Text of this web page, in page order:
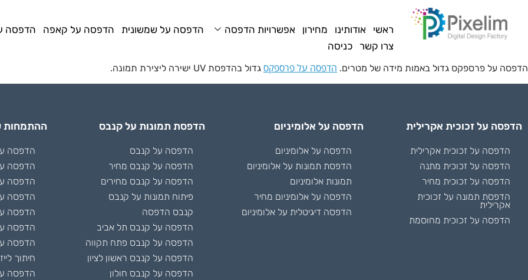
ראשי אודותינו מחירון אפשרויות הדפסה הדפסה על שמשונית הדפסה על קאפה
הדפסה
צרו קשר
כניסה
הדפסה על פרספקס גדול באמות מידה של מטרים. הדפסה על פרספקס גדול בהדפסת UV ישירה ליצירת תמונה.
הדפסה על זכוכית אקרילית
הדפסה על זכוכית אקרילית
הדפסה על זכוכית מתנה
הדפסה על זכוכית מחיר
הדפסת תמונה על זכוכית
אקרילית
הדפסה על זכוכית מחוסמת
הדפסה על אלומיניום
הדפסה על אלומיניום
הדפסת תמונות על אלומיניום
תמונות אלומיניום
הדפסה על אלומיניום מחיר
הדפסה דיגיטלית על אלומיניום
הדפסת תמונות על קנבס
הדפסה על קנבס
הדפסה על קנבס מחיר
הדפסה על קנבס מחירים
פיתוח תמונות על קנבס
קנבס הדפסה
הדפסה על קנבס תל אביב
הדפסה על קנבס פתח תקווה
הדפסה על קנבס ראשון לציון
הדפסה על קנבס חולון
ההתמחות
הדפסה
הדפסה
הדפסה
הדפסה
הדפסה
הדפסה
הדפסה
חיתוך
הדפסה